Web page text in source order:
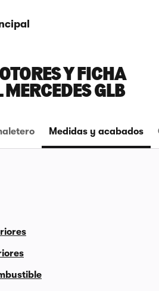
Y FICHA
GLB
Medidas y acabados